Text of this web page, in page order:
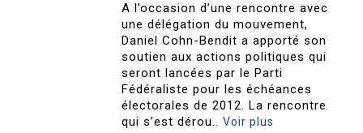
A l’occasion d’une rencontre avec
une délégation du mouvement,
Daniel Cohn-Bendit a apporté son
soutien aux actions politiques qui
seront lancées par le Parti
Fédéraliste pour les échéances
électorales de 2012. La rencontre
qui s’est dérou..Voir plus